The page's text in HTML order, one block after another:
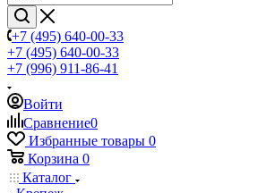
+7 (495) 640-00-33
+7 (495) 640-00-33
+7 (996) 911-86-41
Войти
Сравнение0
Избранные товары 0
Корзина 0
Каталог